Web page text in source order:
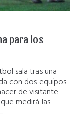
para los
sala tras una
con dos equipos
de visitante
medirá las